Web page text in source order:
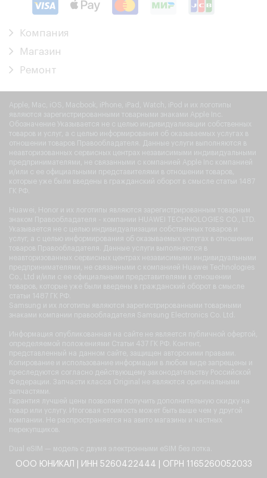
Компания
Магазин
Ремонт
Apple, Mac, iOS, Macbook, iPhone, iPad, Watch, iPod и их логотипы
являются зарегистрированными товарными знаками Apple Inc.
Обозначение Указывается не с целью индивидуализации собственных
товаров и услуг, а с целью информирования об оказываемых услугах в
отношении товаров Правообладателя. Данные услуги выполняются в
неавторизованных сервисных центрах независимыми индивидуальными
предпринимателями, не связанными с компанией Apple Inc компанией
и/или с ее официальными представителями в отношении товаров,
которые уже были введены в гражданский оборот в смысле статьи 1487
ГК РФ.
Huawei, Honor и их логотипы являются зарегистрированным товарным
знаком Правообладателя - компании HUAWEI TECHNOLOGIES CO., LTD.
Указывается не с целью индивидуализации собственных товаров и
услуг, а с целью информирования об оказываемых услугах в отношении
товаров Правообладателя. Данные услуги выполняются в
неавторизованных сервисных центрах независимыми индивидуальными
предпринимателями, не связанными с компанией Huawei Technologies
Co., Ltd и/или с ее официальными представителями в отношении
товаров, которые уже были введены в гражданский оборот в смысле
статьи 1487 ГК РФ.
Samsung и их логотипы являются зарегистрированными товарными
знаками компании правообладателя Samsung Electronics Co. Ltd.
Информация опубликованная на сайте не является публичной офертой,
определяемой положениями Статьи 437 ГК РФ. Контент,
представленный на данном сайте, защищен авторскими правами.
Копирование и использование информации в любом виде запрещены и
преследуются согласно действующему законодательству Российской
Федерации. Запчасти класса Original не являются оригинальными
запчастями.
Гарантия лучшей цены позволяет получить дополнительную скидку на
товар или услугу. Итоговая стоимость может быть выше чем у другой
компании. Не распространяется на авито магазины и частных
перекупщиков.
Dual eSIM — модель с двумя электронными eSIM без лотка.
ООО ЮНИКАЛ | ИНН 5260422444 | ОГРН 1165260052033